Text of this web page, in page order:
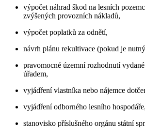
výpočet náhrad škod na lesních
zvýšených provozních nákladů,
výpočet poplatků za odnětí,
návrh plánu rekultivace (pokud je
pravomocné územní rozhodnutí
úřadem,
vyjádření vlastníka nebo nájemce
vyjádření odborného lesního hospodáře,
stanovisko příslušného orgánu státní